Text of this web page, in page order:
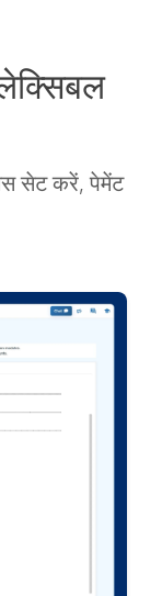
सेट करें, पेमेंट